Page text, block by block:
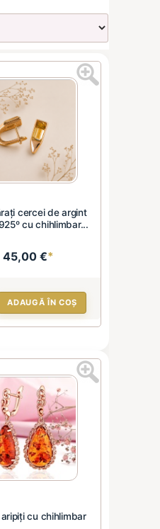
cercei de argint
cu chihlimbar...
45,00 €*
ADAUGĂ ÎN COȘ
cu chihlimbar